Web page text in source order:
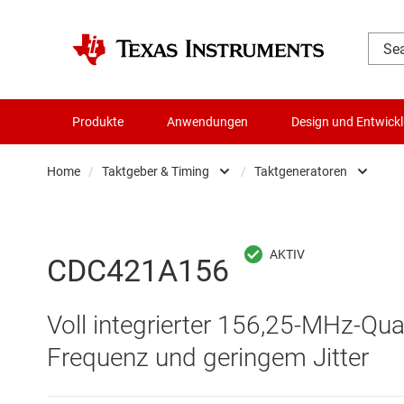
Produkte Anwendungen Design und
Home / Taktgeber & Timing
Batteriemanagement-ICs
Die- & Wafer-Services
DLP-Produkte
/ Taktgeneratoren
Other
Takt-Jitter-
CDC421A156
Voll integrierter 156,25-MHz-
Frequenz und geringem Jitter